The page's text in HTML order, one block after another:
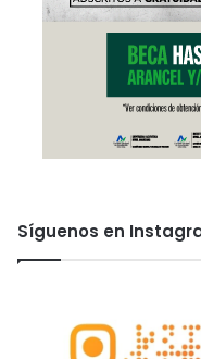
Síguenos en